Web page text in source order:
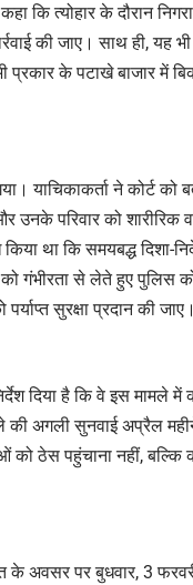
कि त्योहार के दौरान
की जाए। साथ ही, यह
प्रकार के पटाखे बाजार में
याचिकाकर्ता ने कोर्ट को
उनके परिवार को शारीरिक
था कि समयबद्ध दिशा-
गंभीरता से लेते हुए पुलिस को
सुरक्षा प्रदान की जाए।
दिया है कि वे इस मामले में
की अगली सुनवाई अप्रैल
को ठेस पहुंचाना नहीं, बल्कि
के अवसर पर बुधवार, 3